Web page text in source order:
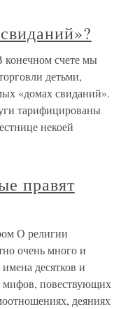
конечном счете мы
детьми,
«домах свиданий».
тарифицированы
некоей
правят
О религии
очень много и
десятков и
мифов, повествующих
деяниях